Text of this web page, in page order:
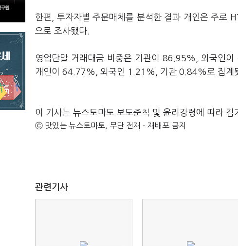
한편, 투자자별 주문매체를 분석한 결과 개인은 주로
으로 조사됐다.
영업단말 거래대금 비중은 기관이 86.95%, 외국인
개인이 64.77%, 외국인 1.21%, 기관 0.84%로 집계
이 기사는 뉴스토마토 보도준칙 및 윤리강령에 따라 김
ⓒ 맛있는 뉴스토마토, 무단 전재 - 재배포 금지
관련기사